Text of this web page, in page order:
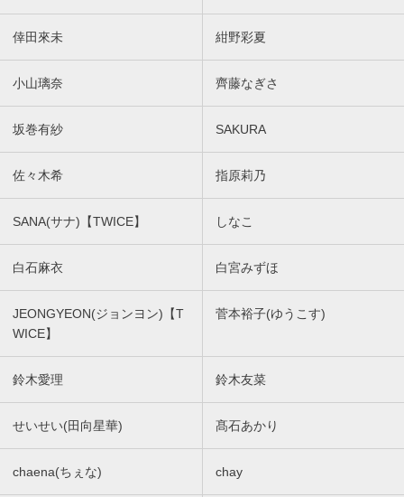
倖田來未 紺野彩夏
小山璃奈 齊藤なぎさ
坂巻有紗 SAKURA
佐々木希 指原莉乃
SANA(サナ)【TWICE】 しなこ
白石麻衣 白宮みずほ
JEONGYEON(ジョンヨン)【T
WICE】
菅本裕子(ゆうこす)
鈴木愛理 鈴木友菜
せいせい(田向星華) 髙石あかり
chaena(ちぇな) chay